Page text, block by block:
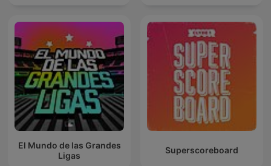
El Mundo de las Grandes
Ligas
Superscoreboard